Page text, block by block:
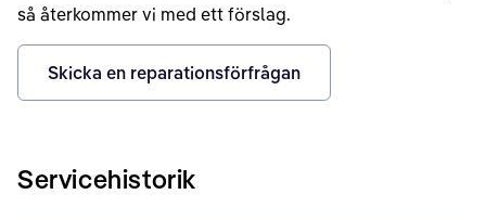
så återkommer vi med ett förslag.
Skicka en reparationsförfrågan
Servicehistorik